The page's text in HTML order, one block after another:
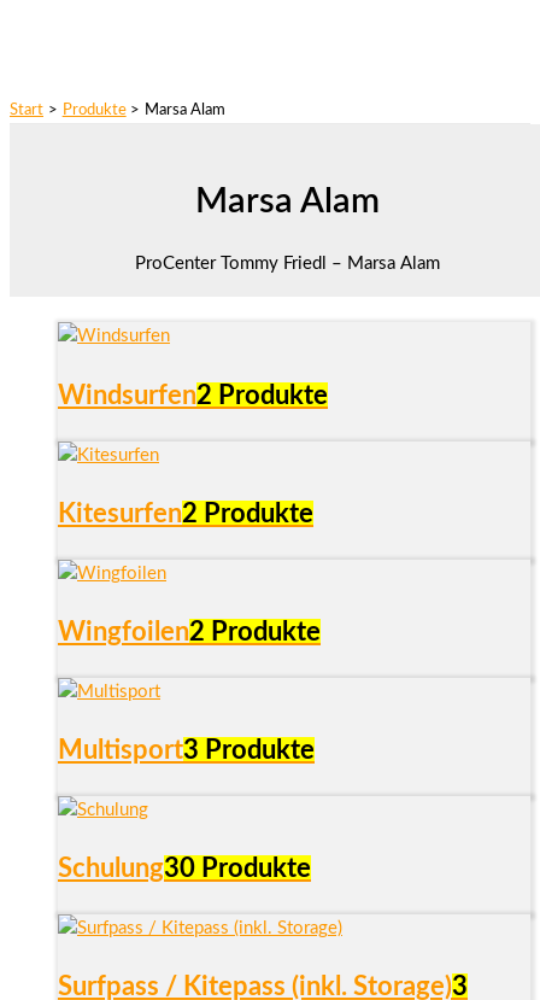
Start Produkte Marsa Alam
Marsa Alam
ProCenter Tommy Friedl – Marsa Alam
Windsurfen2 Produkte
Kitesurfen2 Produkte
Wingfoilen2 Produkte
Multisport3 Produkte
Schulung30 Produkte
Surfpass / Kitepass (inkl. Storage)3